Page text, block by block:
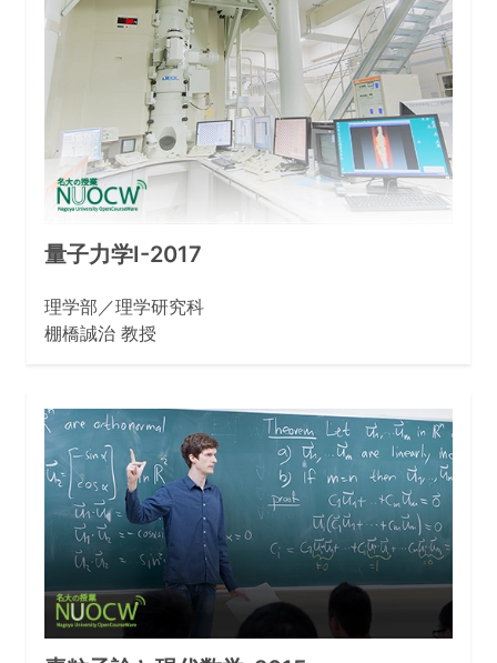
量子力学I-2017
理学部／理学研究科
棚橋誠治 教授